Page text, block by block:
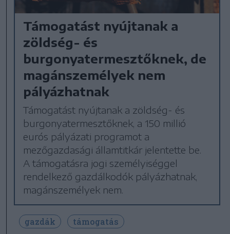
Támogatást nyújtanak a
zöldség- és
burgonyatermesztőknek, de
magánszemélyek nem
pályázhatnak
Támogatást nyújtanak a zöldség- és
burgonyatermesztőknek, a 150 millió
eurós pályázati programot a
mezőgazdasági államtitkár jelentette be.
A támogatásra jogi személyiséggel
rendelkező gazdálkodók pályázhatnak,
magánszemélyek nem.
gazdák
támogatás